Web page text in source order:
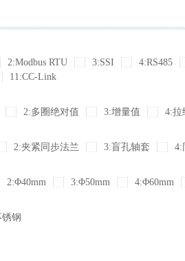
2:Modbus RTU 3:SSI 4:RS485
11:CC-Link
2:多圈绝对值 3:增量值 4:拉
2:夹紧同步法兰 3:盲孔轴套 4:
2:Φ40mm 3:Φ50mm 4:Φ60mm
钢